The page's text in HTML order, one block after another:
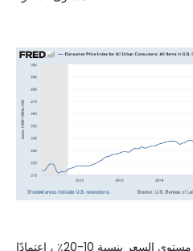
أدى التضخم التراكمي إلى رفع مستوى السعر بنسبة 10-20٪ ، اعتمادًا